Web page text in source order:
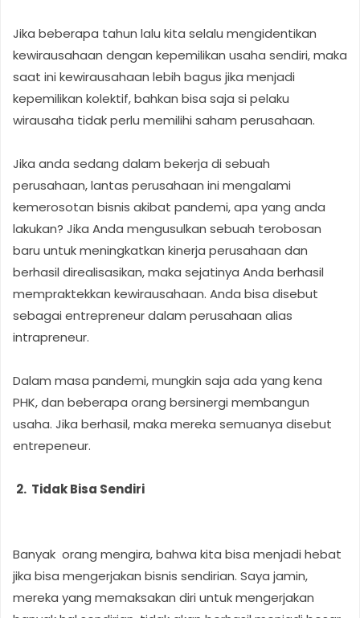
Jika beberapa tahun lalu kita selalu mengidentikan
kewirausahaan dengan kepemilikan usaha sendiri, maka
saat ini kewirausahaan lebih bagus jika menjadi
kepemilikan kolektif, bahkan bisa saja si pelaku
wirausaha tidak perlu memilihi saham perusahaan.
Jika anda sedang dalam bekerja di sebuah
perusahaan, lantas perusahaan ini mengalami
kemerosotan bisnis akibat pandemi, apa yang anda
lakukan? Jika Anda mengusulkan sebuah terobosan
baru untuk meningkatkan kinerja perusahaan dan
berhasil direalisasikan, maka sejatinya Anda berhasil
mempraktekkan kewirausahaan. Anda bisa disebut
sebagai entrepreneur dalam perusahaan alias
intrapreneur.
Dalam masa pandemi, mungkin saja ada yang kena
PHK, dan beberapa orang bersinergi membangun
usaha. Jika berhasil, maka mereka semuanya disebut
entrepeneur.
2. Tidak Bisa Sendiri
Banyak orang mengira, bahwa kita bisa menjadi hebat
jika bisa mengerjakan bisnis sendirian. Saya jamin,
mereka yang memaksakan diri untuk mengerjakan